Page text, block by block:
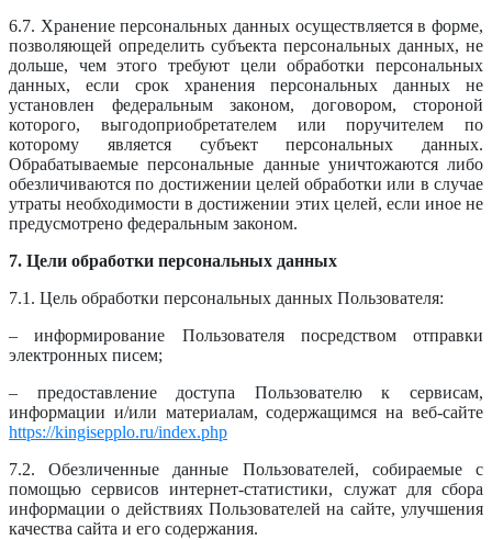
6.7. Хранение персональных данных осуществляется в форме,
позволяющей определить субъекта персональных данных, не
дольше, чем этого требуют цели обработки персональных
данных, если срок хранения персональных данных не
установлен федеральным законом, договором, стороной
которого, выгодоприобретателем или поручителем по
которому является субъект персональных данных.
Обрабатываемые персональные данные уничтожаются либо
обезличиваются по достижении целей обработки или в случае
утраты необходимости в достижении этих целей, если иное не
предусмотрено федеральным законом.
7. Цели обработки персональных данных
7.1. Цель обработки персональных данных Пользователя:
– информирование Пользователя посредством отправки
электронных писем;
– предоставление доступа Пользователю к сервисам,
информации и/или материалам, содержащимся на веб-сайте
https://kingisepplo.ru/index.php
7.2. Обезличенные данные Пользователей, собираемые с
помощью сервисов интернет-статистики, служат для сбора
информации о действиях Пользователей на сайте, улучшения
качества сайта и его содержания.